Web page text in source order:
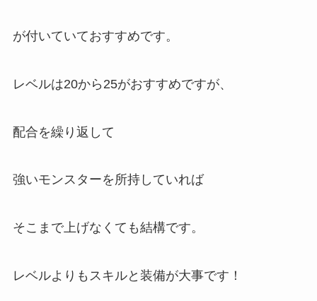
が付いていておすすめです。
レベルは20から25がおすすめですが、
配合を繰り返して
強いモンスターを所持していれば
そこまで上げなくても結構です。
レベルよりもスキルと装備が大事です！